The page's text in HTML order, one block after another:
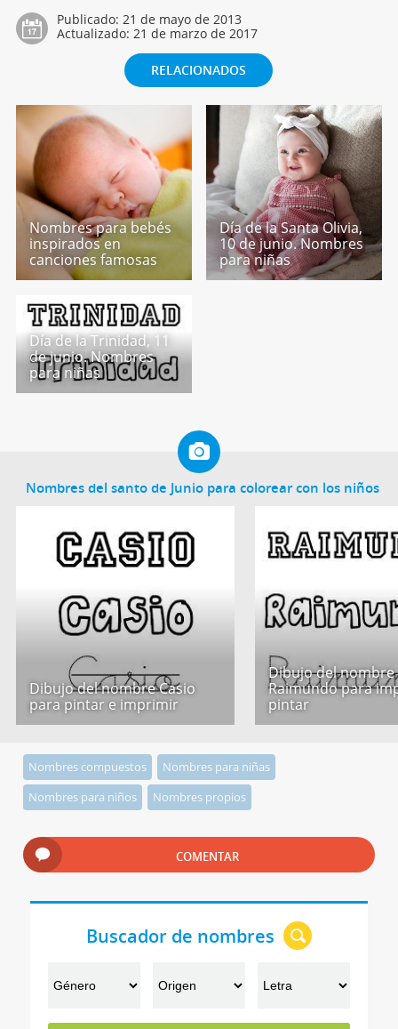
Publicado: 21 de mayo de 2013
Actualizado: 21 de marzo de 2017
RELACIONADOS
Nombres para bebés
inspirados en
canciones famosas
Día de la Santa Olivia,
10 de junio. Nombres
para niñas
Día de la Trinidad, 11
de junio. Nombres
para niñas
Nombres del santo de Junio para colorear con los niños
Dibujo del nombre Casio
para pintar e imprimir
Dibujo del nombre
Raimundo para
pintar
Nombres compuestos
Nombres para niñas
Nombres para niños
Nombres propios
COMENTAR
Buscador de nombres